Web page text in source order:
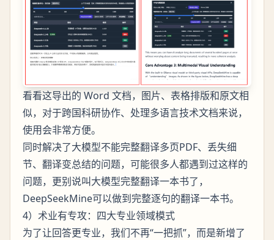
看看这导出的 Word 文档，图片、表格排版和原文相
似，对于跨国科研协作、处理多语言技术文档来说，
使用会非常方便。
同时解决了大模型不能完整翻译多页PDF、丢失细
节、翻译变总结的问题，可能很多人都遇到过这样的
问题，更别说叫大模型完整翻译一本书了，
DeepSeekMine可以做到完整逐句的翻译一本书。
4）术业有专攻：四大专业领域模式
为了让回答更专业，我们不再“一把抓”，而是新增了